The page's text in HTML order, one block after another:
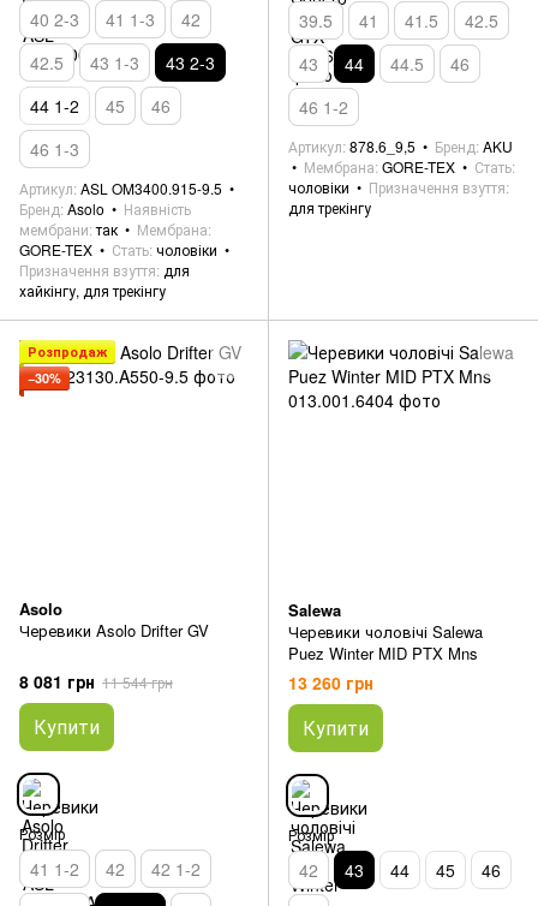
40 2-3 41 1-3
42
42.5
43 1-3
43 2-3
44 1-2
45
46
46 1-3
Артикул ASL OM3400.915-9.5
Бренд Asolo
Наявність
мембрани так
Мембрана
GORE-TEX
Стать чоловіки
Призначення взуття для
хайкінгу, для трекінгу
39.5 41 41.5
42.5
43
44 44.5
46
46 1-2
Артикул 878.6_9,5 Бренд AKU
Мембрана GORE-TEX
Стать
чоловіки
Призначення взуття
для трекінгу
Розпродаж
−30%
Asolo
Черевики Asolo Drifter GV
8 081 грн 11 544 грн
Купити
Розмір
41 1-2 42
42 1-2
Salewa
Черевики чоловічі Salewa
Puez Winter MID PTX Mns
13 260 грн
Купити
Розмір
42 43 44 45
46